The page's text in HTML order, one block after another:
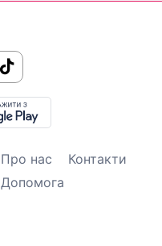
Про нас
Контакти
Допомога